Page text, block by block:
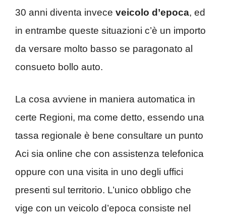
30 anni diventa invece veicolo d’epoca, ed
in entrambe queste situazioni c’è un importo
da versare molto basso se paragonato al
consueto bollo auto.
La cosa avviene in maniera automatica in
certe Regioni, ma come detto, essendo una
tassa regionale è bene consultare un punto
Aci sia online che con assistenza telefonica
oppure con una visita in uno degli uffici
presenti sul territorio. L’unico obbligo che
vige con un veicolo d’epoca consiste nel